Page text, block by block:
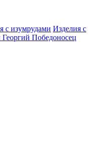
с изумрудами Изделия с
Победоносец